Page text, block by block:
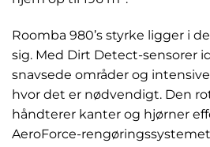
Roomba 980’s styrke ligger i
sig. Med Dirt Detect-sensorer
snavsede områder og
hvor det er nødvendigt. Den
håndterer kanter og hjørner
AeroForce-